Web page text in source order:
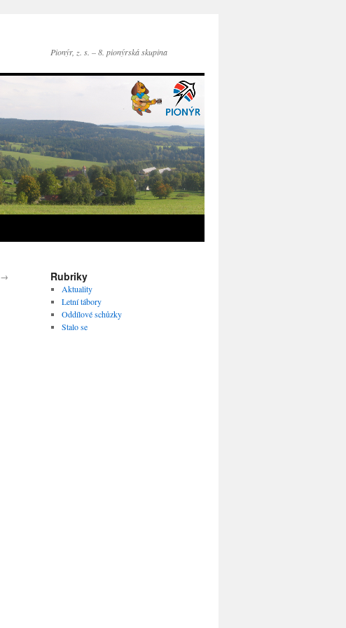
Pionýr, z. s. – 8. pionýrská skupina
→ Rubriky
Aktuality
Letní tábory
Oddílové schůzky
Stalo se